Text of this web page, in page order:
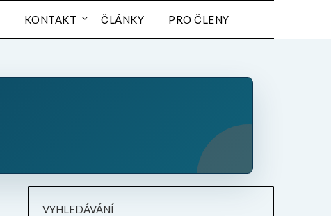
KONTAKT ČLÁNKY PRO ČLENY
VYHLEDÁVÁNÍ